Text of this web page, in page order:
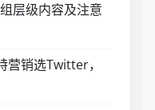
层级内容及注意
营销选Twitter，